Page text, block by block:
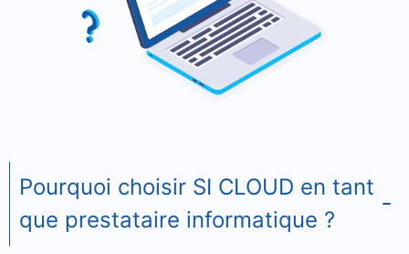
Pourquoi choisir SI CLOUD en tant
que prestataire informatique ?